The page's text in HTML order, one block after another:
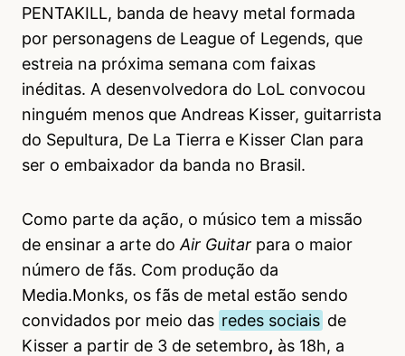
PENTAKILL, banda de heavy metal formada
por personagens de League of Legends, que
estreia na próxima semana com faixas
inéditas. A desenvolvedora do LoL convocou
ninguém menos que Andreas Kisser, guitarrista
do Sepultura, De La Tierra e Kisser Clan para
ser o embaixador da banda no Brasil.
Como parte da ação, o músico tem a missão
de ensinar a arte do Air Guitar para o maior
número de fãs. Com produção da
Media.Monks, os fãs de metal estão sendo
convidados por meio das redes sociais de
Kisser a partir de 3 de setembro, às 18h, a